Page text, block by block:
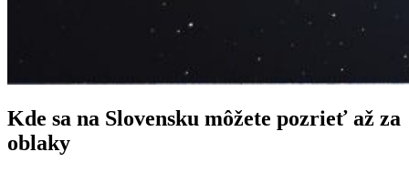
Kde sa na Slovensku môžete pozrieť až za
oblaky